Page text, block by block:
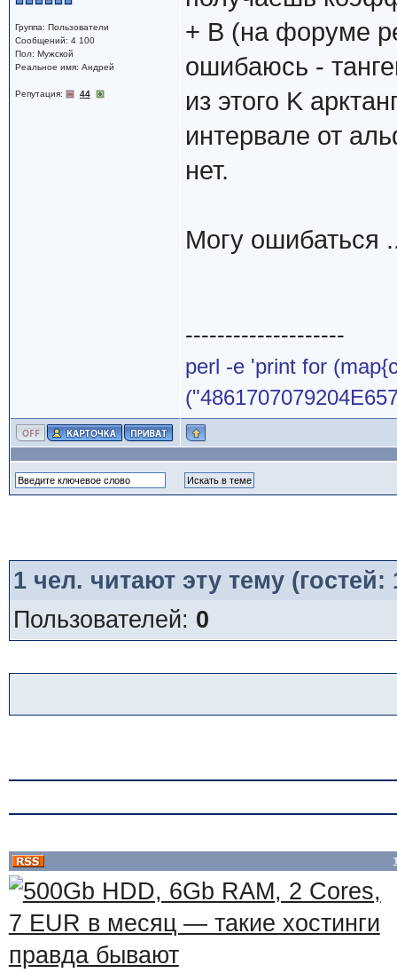
Группа: Пользователи
Сообщений: 4 100
Пол: Мужской
Реальное имя: Андрей
Репутация: 44
+ B (на форуме
ошибаюсь -
из этого K
интервале от
нет.
Могу ошибаться
--------------------
perl -e 'print for
1чел. читают эту тему
Пользователей: 0